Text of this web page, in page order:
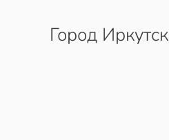
Перейти к содержимому
Город Иркутск